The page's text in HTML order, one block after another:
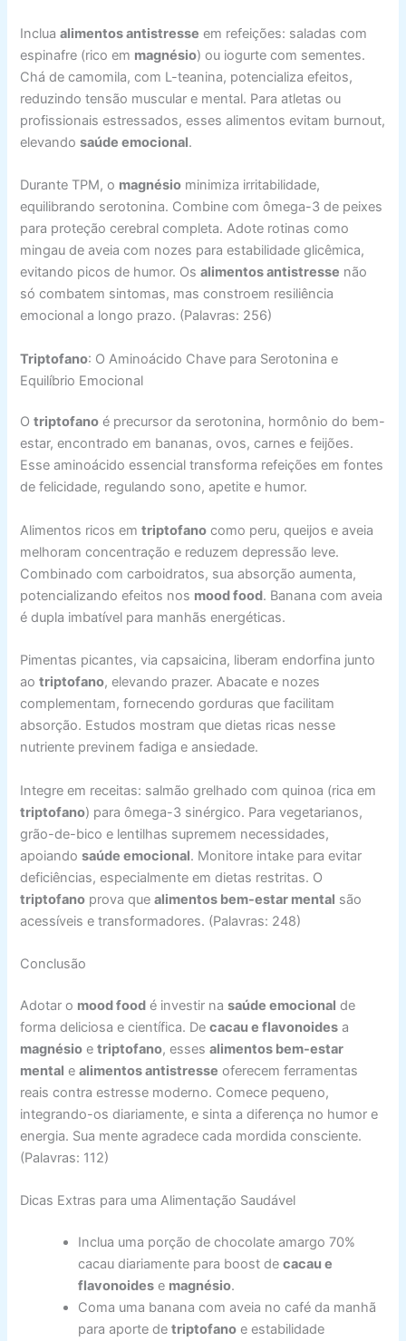
Incluaalimentos antistresse em refeições: saladas com
espinafre (rico em magnésio) ou iogurte com sementes.
Chá de camomila, com L-teanina, potencializa efeitos,
reduzindo tensão muscular e mental. Para atletas ou
profissionais estressados, esses alimentos evitam burnout,
elevandosaúde emocional.
Durante TPM, o magnésio minimiza irritabilidade,
equilibrando serotonina. Combine com ômega-3 de peixes
para proteção cerebral completa. Adote rotinas como
mingau de aveia com nozes para estabilidade glicêmica,
evitando picos de humor. Osalimentos antistresse não
só combatem sintomas, mas constroem resiliência
emocional a longo prazo. (Palavras: 256)
Triptofano: O Aminoácido Chave para Serotonina e
Equilíbrio Emocional
Otriptofano é precursor da serotonina, hormônio do bem-
estar, encontrado em bananas, ovos, carnes e feijões.
Esse aminoácido essencial transforma refeições em fontes
de felicidade, regulando sono, apetite e humor.
Alimentos ricos emtriptofano como peru, queijos e aveia
melhoram concentração e reduzem depressão leve.
Combinado com carboidratos, sua absorção aumenta,
potencializando efeitos nos mood food. Banana com aveia
é dupla imbatível para manhãs energéticas.
Pimentas picantes, via capsaicina, liberam endorfina junto
aotriptofano, elevando prazer. Abacate e nozes
complementam, fornecendo gorduras que facilitam
absorção. Estudos mostram que dietas ricas nesse
nutriente previnem fadiga e ansiedade.
Integre em receitas: salmão grelhado com quinoa (rica em
triptofano) para ômega-3 sinérgico. Para vegetarianos,
grão-de-bico e lentilhas supremem necessidades,
apoiandosaúde emocional. Monitore intake para evitar
deficiências, especialmente em dietas restritas. O
triptofano prova quealimentos bem-estar mental são
acessíveis e transformadores. (Palavras: 248)
Conclusão
Adotar o mood food é investir nasaúde emocional de
forma deliciosa e científica. Decacau e flavonoides a
magnésio etriptofano, essesalimentos bem-estar
mental ealimentos antistresse oferecem ferramentas
reais contra estresse moderno. Comece pequeno,
integrando-os diariamente, e sinta a diferença no humor e
energia. Sua mente agradece cada mordida consciente.
(Palavras: 112)
Dicas Extras para uma Alimentação Saudável
Inclua uma porção de chocolate amargo 70%
cacau diariamente para boost decacau e
flavonoides e magnésio.
Coma uma banana com aveia no café da manhã
para aporte detriptofano e estabilidade